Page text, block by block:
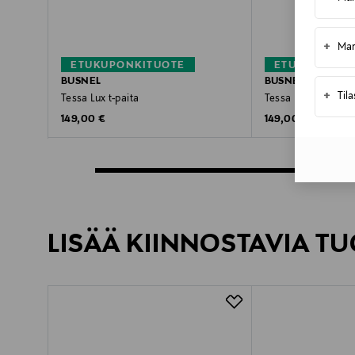
+
+
ETUKUPONKITUOTE
BUSNEL
Tessa Lux t-paita
Original Price
149,00 €
BUSNEL
Tessa Lux t-paita
Original Price
149,00 €
LISÄÄ KIINNOSTAVIA